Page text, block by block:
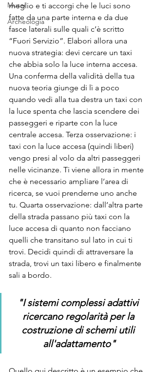
Musei
Archeologia
meglio e ti accorgi che le luci sono
fatte da una parte interna e da due
fasce laterali sulle quali c’è scritto
“Fuori Servizio”. Elabori allora una
nuova strategia: devi cercare un taxi
che abbia solo la luce interna accesa.
Una conferma della validità della tua
nuova teoria giunge di lì a poco
quando vedi alla tua destra un taxi con
la luce spenta che lascia scendere dei
passeggeri e riparte con la luce
centrale accesa. Terza osservazione: i
taxi con la luce accesa (quindi liberi)
vengo presi al volo da altri passeggeri
nelle vicinanze. Ti viene allora in mente
che è necessario ampliare l’area di
ricerca, se vuoi prenderne uno anche
tu. Quarta osservazione: dall’altra parte
della strada passano più taxi con la
luce accesa di quanto non facciano
quelli che transitano sul lato in cui ti
trovi. Decidi quindi di attraversare la
strada, trovi un taxi libero e finalmente
sali a bordo.
"I sistemi complessi adattivi
ricercano regolarità per la
costruzione di schemi utili
all'adattamento"